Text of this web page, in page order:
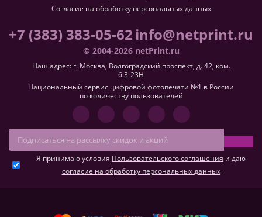
Согласие на обработку персональных данных
+7 (383) 383-05-62info@netprint.ru
© 2004-2026 netPrint.ru
Наш адрес: г. Москва, Волгоградский проспект, д. 42, ком.
6.3-23H
Национальный сервис цифровой фотопечати №1 в России
по количеству пользователей
Я принимаю условия Пользовательского соглашения и даю
согласие на обработку персональных данных